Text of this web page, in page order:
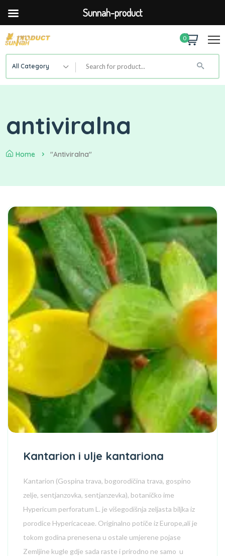
0
All Category
antiviralna
Home "antiviralna"
Kantarion i ulje kantariona
Kantarion (Gospina trava, bogorodičina trava, gospino
zelje, sentjanzovka, sentjanzevka), botaničko ime
Hypericum perforatum L. je višegodišnja zeljasta biljka iz
porodice Hypericaceae. Originalno potiče iz Europe,ali je
tokom godina prenesena u ostale umjerene pojase
Zemljine kugle gdje sada raste i prirodno ne samo u
Sunnah-product